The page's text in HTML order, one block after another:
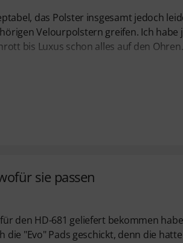
das Polster insgesamt jedoch
Velourpolstern greifen. Ich habe
bis Luxus schon alles auf den
sie passen
den HD-681 geliefert bekommen
"Evo" Pads geschickt, denn die